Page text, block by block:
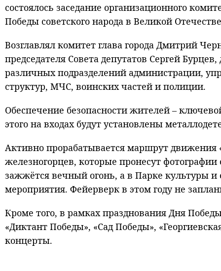
состоялось заседание организационного
Победы советского народа в Великой
Возглавлял комитет глава города Дмитрий
председателя Совета депутатов Сергей
различных подразделений администрации,
структур, МЧС, воинских частей и полиции.
Обеспечение безопасности жителей –
этого на входах будут установлены
Активно прорабатывается маршрут движения
железногорцев, которые пронесут
зажжётся вечный огонь, а в Парке культуры
мероприятия. Фейерверк в этом году не
Кроме того, в рамках празднования Дня
«Диктант Победы», «Сад Победы»,
концерты.